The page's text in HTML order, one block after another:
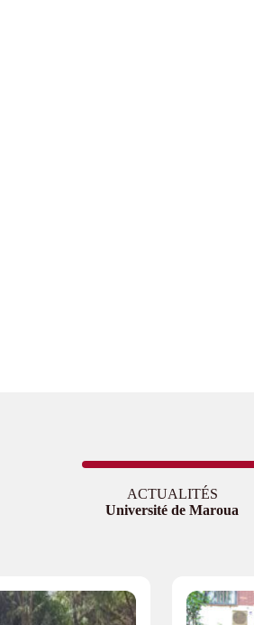
ACTUALITÉS
Université de Maroua